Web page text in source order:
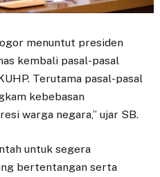
menuntut presiden
kembali pasal-pasal
Terutama pasal-pasal
kebebasan
warga negara,” ujar SB.
untuk segera
bertentangan serta